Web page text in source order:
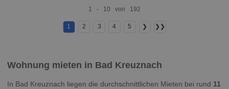
1 - 10 von 192
1 2 3 4 5 ❯ ❯❯
Wohnung mieten in Bad Kreuznach
In Bad Kreuznach liegen die durchschnittlichen Mieten bei rund 11